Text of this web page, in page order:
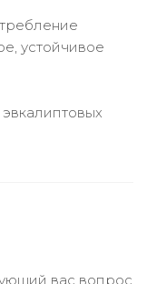
устойчивое
вас вопрос